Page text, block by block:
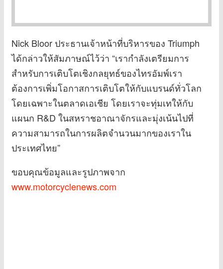
Nick Bloor ประธานเจ้าหน้าที่บริหารของ Triumph
ได้กล่าวให้สัมภาษณ์ไว้ว่า “เรากำลังเตรียมการ
สำหรับการเติบโตเชิงกลยุทธ์ของไทรอัมพ์เรา
ต้องการเพิ่มโอกาสการเติบโตให้กับแบรนด์ทั่วโลก
โดยเฉพาะในตลาดเอเชีย โดยเราจะทุ่มเทให้กับ
แผนก R&D ในสหราชอาณาจักรและมุ่งเน้นไปที่
ความสามารถในการผลิตจำนวนมากของเราใน
ประเทศไทย”
ขอบคุณข้อมูลและรูปภาพจาก
www.motorcyclenews.com